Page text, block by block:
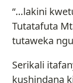
“…lakini
Tutatafuta
tutaweka
Serikali
kushindana